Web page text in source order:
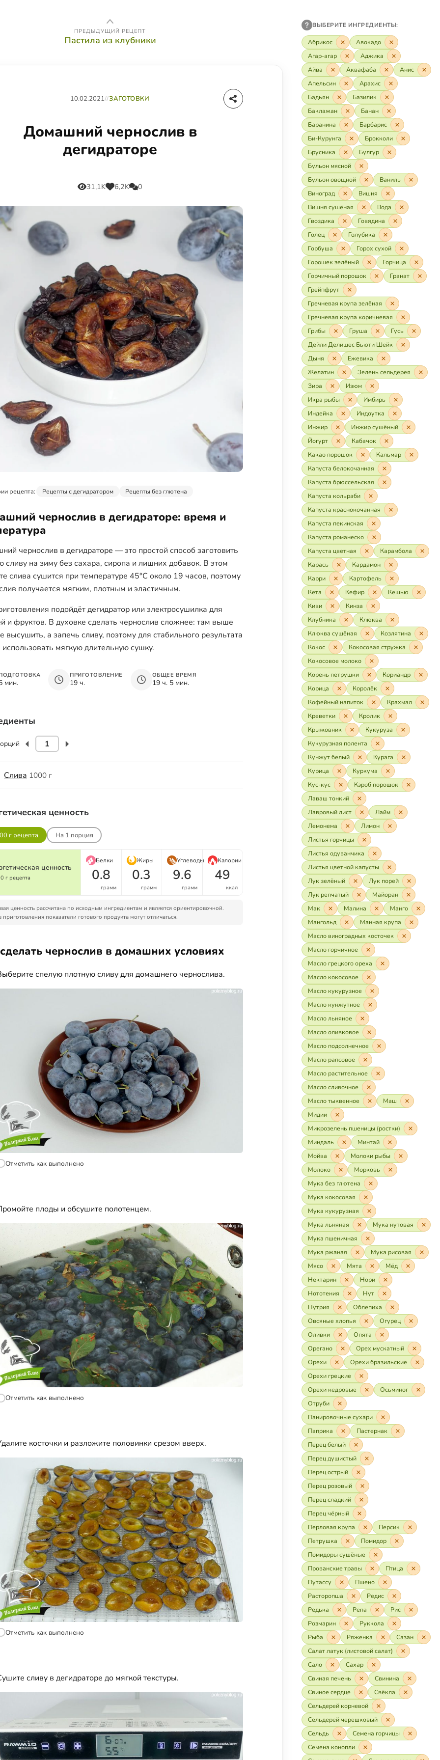
ПРЕДЫДУЩИЙ РЕЦЕПТ
Пастила из клубники
10.02.2021//ЗАГОТОВКИ
Домашний чернослив в
дегидраторе
31,1K 6,2K 0
рецепта: Рецепты с дегидратором Рецепты без глютена
чернослив в дегидраторе: время и
чернослив в дегидраторе — это простой способ заготовить
сливу на зиму без сахара, сиропа и лишних добавок. В этом
слива сушится при температуре 45°C около 19 часов, поэтому
получается мягким, плотным и эластичным.
подойдёт дегидратор или электросушилка для
и фруктов. В духовке сделать чернослив сложнее: там выше
высушить, а запечь сливу, поэтому для стабильного результата
мягкую длительную сушку.
мин.
ПРИГОТОВЛЕНИЕ
19 ч.
ОБЩЕЕ ВРЕМЯ
19 ч. 5 мин.
Слива 1000 г
ценность
г рецепта На 1 порция
ценность
г рецепта
Белки
0.8
грамм
Жиры
0.3
грамм
Углеводы
9.6
грамм
Калории
49
ккал
ценность рассчитана по исходным ингредиентам и является ориентировочной.
приготовления показатели готового продукта могут отличаться.
чернослив в домашних условиях
спелую плотную сливу для домашнего чернослива.
Отметить как выполнено
плоды и обсушите полотенцем.
Отметить как выполнено
косточки и разложите половинки срезом вверх.
Отметить как выполнено
сливу в дегидраторе до мягкой текстуры.
ВЫБЕРИТЕ ИНГРЕДИЕНТЫ:
Абрикос
Авокадо
Агар-агар
Аджика
Айва
Аквафаба
Анис
Апельсин
Арахис
Бадьян
Базилик
Баклажан
Банан
Баранина
Барбарис
Би-Курунга
Брокколи
Брусника
Булгур
Бульон мясной
Бульон овощной
Ваниль
Виноград
Вишня
Вишня сушёная
Вода
Гвоздика
Говядина
Голец
Голубика
Горбуша
Горох сухой
Горошек зелёный
Горчица
Горчичный порошок
Гранат
Грейпфрут
Гречневая крупа зелёная
Гречневая крупа коричневая
Грибы
Груша
Гусь
Дейли Делишес Бьюти Шейк
Дыня
Ежевика
Желатин
Зелень сельдерея
Зира
Изюм
Икра рыбы
Имбирь
Индейка
Индоутка
Инжир
Инжир сушёный
Йогурт
Кабачок
Какао порошок
Кальмар
Капуста белокочанная
Капуста брюссельская
Капуста кольраби
Капуста краснокочанная
Капуста пекинская
Капуста романеско
Капуста цветная
Карамбола
Карась
Кардамон
Карри
Картофель
Кета
Кефир
Кешью
Киви
Кинза
Клубника
Клюква
Клюква сушёная
Козлятина
Кокос
Кокосовая стружка
Кокосовое молоко
Корень петрушки
Кориандр
Корица
Королёк
Кофейный напиток
Крахмал
Креветки
Кролик
Крыжовник
Кукуруза
Кукурузная полента
Кунжут белый
Курага
Курица
Куркума
Кус-кус
Кэроб порошок
Лаваш тонкий
Лавровый лист
Лайм
Лемонема
Лимон
Листья горчицы
Листья одуванчика
Листья цветной капусты
Лук зелёный
Лук порей
Лук репчатый
Майоран
Мак
Малина
Манго
Мангольд
Манная крупа
Масло виноградных косточек
Масло горчичное
Масло грецкого ореха
Масло кокосовое
Масло кукурузное
Масло кунжутное
Масло льняное
Масло оливковое
Масло подсолнечное
Масло рапсовое
Масло растительное
Масло сливочное
Масло тыквенное
Маш
Мидии
Микрозелень пшеницы (ростки)
Миндаль
Минтай
Мойва
Молоки рыбы
Молоко
Морковь
Мука без глютена
Мука кокосовая
Мука кукурузная
Мука льняная
Мука нутовая
Мука пшеничная
Мука ржаная
Мука рисовая
Мясо
Мята
Мёд
Нектарин
Нори
Нототения
Нут
Нутрия
Облепиха
Овсяные хлопья
Огурец
Оливки
Опята
Орегано
Орех мускатный
Орехи
Орехи бразильские
Орехи грецкие
Орехи кедровые
Осьминог
Отруби
Панировочные сухари
Паприка
Пастернак
Перец белый
Перец душистый
Перец острый
Перец розовый
Перец сладкий
Перец чёрный
Перловая крупа
Персик
Петрушка
Помидор
Помидоры сушёные
Прованские травы
Птица
Путассу
Пшено
Расторопша
Редис
Редька
Репа
Рис
Розмарин
Руккола
Рыба
Ряженка
Сазан
Салат латук (листовой салат)
Сало
Сахар
Свиная печень
Свинина
Свиное сердце
Свёкла
Сельдерей корневой
Сельдерей черешковый
Сельдь
Семена горчицы
Семена конопли